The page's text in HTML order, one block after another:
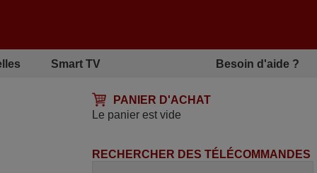
Smart TV Besoin d'aide ?
PANIER D'ACHAT
Le panier est vide
RECHERCHER DES TÉLÉCOMMANDES